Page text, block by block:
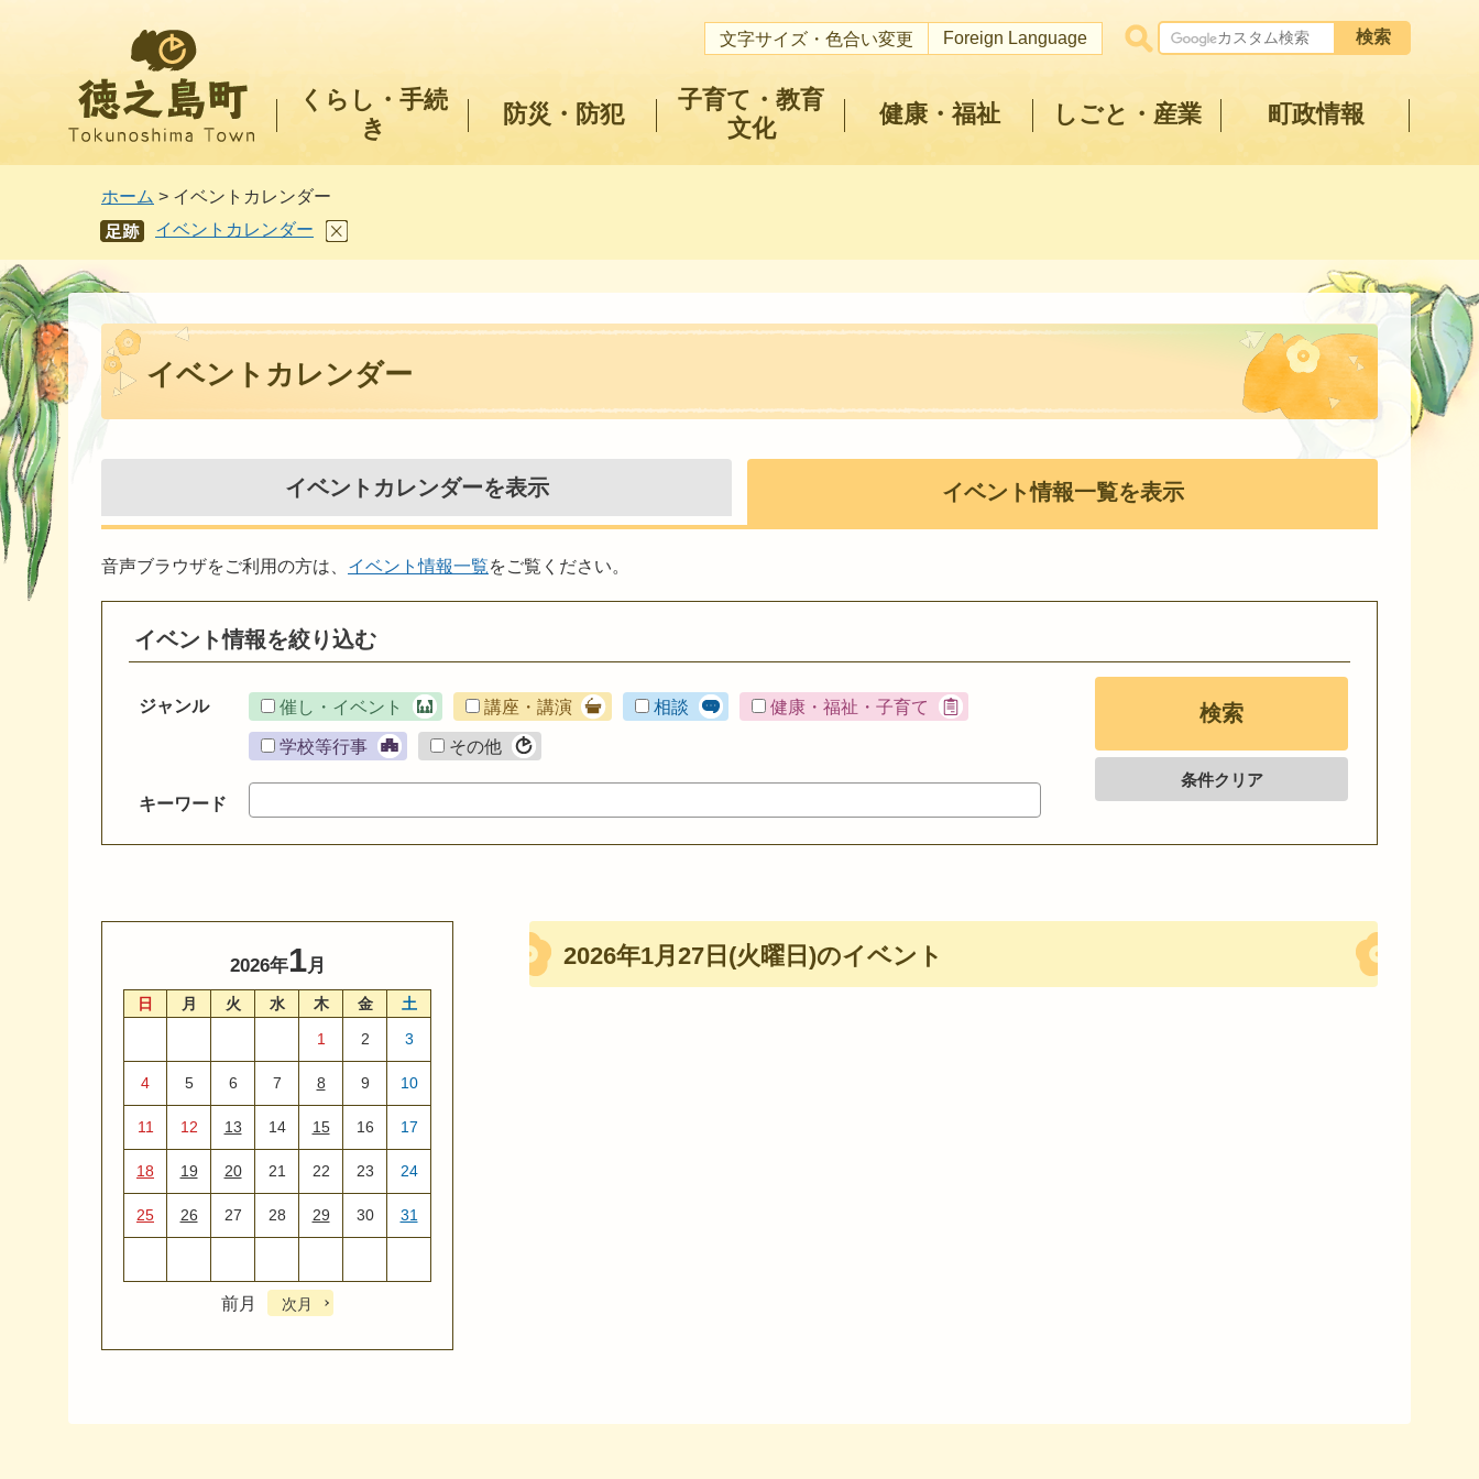
文字サイズ・色合い変更 Foreign Language
くらし・手続
き
防災・防犯
子育て・教育
文化
健康・福祉 しごと・産業 町政情報
ホーム > イベントカレンダー
あし
あと
イベントカレンダー
イベントカレンダー
イベントカレンダーを表示 イベント情報一覧を表示
音声ブラウザをご利用の方は、 イベント情報一覧をご覧ください。
イベント情報を絞り込む
ジャンル 催し・イベント 講座・講演 相談 健康・福祉・子育て
学校等行事 その他
キーワード
条件クリア
2026年1月
日 月 火 水 木 金
土
1
2 3
4 5 6 7 8 9 10
11 12 13 14 15 16 17
18 19 20 21 22 23 24
25 26 27 28 29 30 31
前月 次月
2026年1月27日(火曜日)のイベント